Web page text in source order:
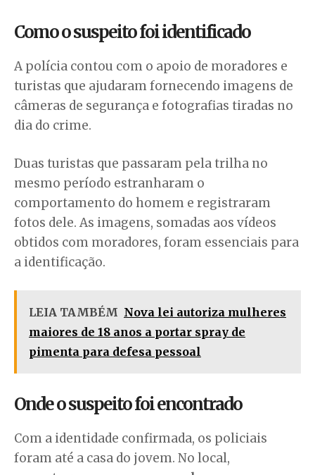
Como o suspeito foi identificado
A polícia contou com o apoio de moradores e
turistas que ajudaram fornecendo imagens de
câmeras de segurança e fotografias tiradas no
dia do crime.
Duas turistas que passaram pela trilha no
mesmo período estranharam o
comportamento do homem e registraram
fotos dele. As imagens, somadas aos vídeos
obtidos com moradores, foram essenciais para
a identificação.
LEIA TAMBÉM Nova lei autoriza mulheres
maiores de 18 anos a portar spray de
pimenta para defesa pessoal
Onde o suspeito foi encontrado
Com a identidade confirmada, os policiais
foram até a casa do jovem. No local,